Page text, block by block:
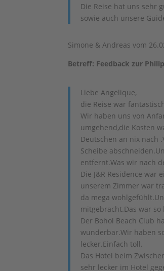
Die Reise hat uns sehr
sowie auch unsere
Simone & Andreas vom
Betreff: Feedback zur
Liebe Angelique,
die Reise war
Wir haben uns von
umgehend,die Kosten
Deutschen an nix nach
Scheibe
entfernt.Was wir nach
Die J&R Residence
unserem Zimmer war
da mega
mitgebracht.Das war
Der Bohol Beach Club
wunderbar.Wir haben
lecker.Einfach toll.
Das Hotel beim
sehr lecker im Hotel